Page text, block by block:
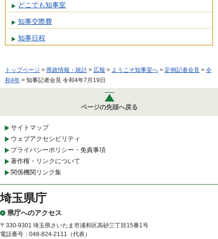
どこでも知事室
知事交際費
知事日程
トップページ > 県政情報・統計 > 広報 > ようこそ知事室へ > 定例記者会見 > 令
和4年 > 知事記者会見 令和4年7月19日
ページの先頭へ戻る
サイトマップ
ウェブアクセシビリティ
プライバシーポリシー・免責事項
著作権・リンクについて
関係機関リンク集
埼玉県庁
県庁へのアクセス
〒330-9301 埼玉県さいたま市浦和区高砂三丁目15番1号
電話番号：048-824-2111（代表）